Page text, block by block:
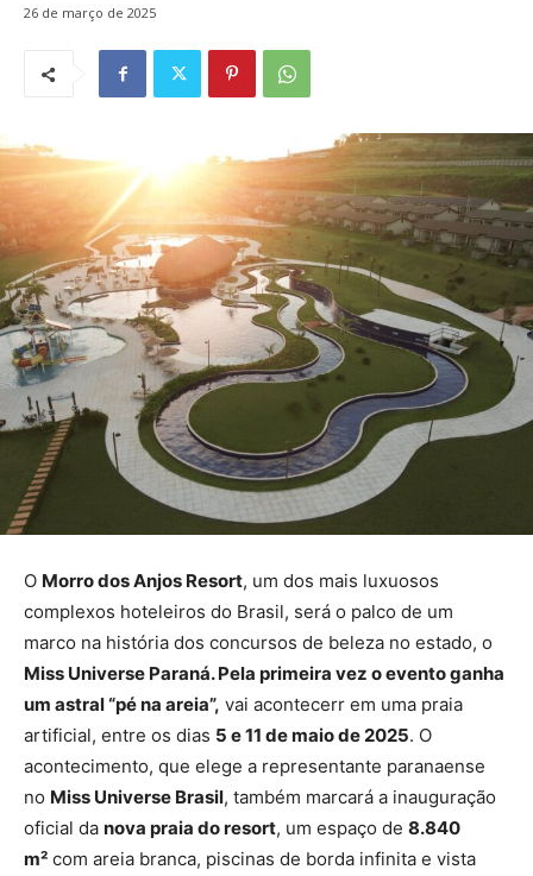
26 de março de 2025
O Morro dos Anjos Resort, um dos mais luxuosos
complexos hoteleiros do Brasil, será o palco de um
marco na história dos concursos de beleza no estado, o
Miss Universe Paraná. Pela primeira vez o evento ganha
um astral “pé na areia”, vai acontecerr em uma praia
artificial, entre os dias 5 e 11 de maio de 2025. O
acontecimento, que elege a representante paranaense
no Miss Universe Brasil, também marcará a inauguração
oficial da nova praia do resort, um espaço de 8.840
m² com areia branca, piscinas de borda infinita e vista